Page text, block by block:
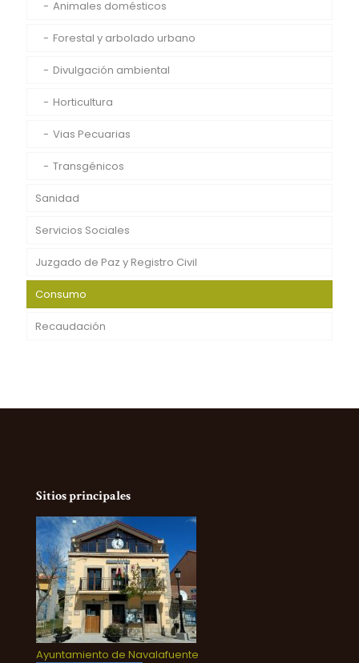
Animales domésticos
Forestal y arbolado urbano
Divulgación ambiental
Horticultura
Vias Pecuarias
Transgénicos
Sanidad
Servicios Sociales
Juzgado de Paz y Registro Civil
Consumo
Recaudación
Sitios principales
Ayuntamiento de Navalafuente